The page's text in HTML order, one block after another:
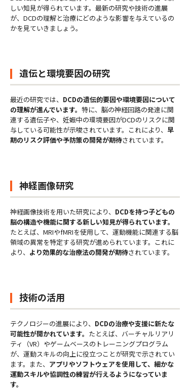
しい知見が得られています。最新の研究や技術の進展
が、DCDの理解と治療にどのような影響を与えているの
かを見ていきましょう。
遺伝と環境要因の研究
最近の研究では、 DCDの遺伝的要因や環境要因について
の理解が進んでいます。 特に、脳の神経回路の発達に関
連する遺伝子や、妊娠中の環境要因がDCDのリスクに関
与している可能性が示唆されています。これにより、 早
期のリスク評価や予防策の開発が期待されています。
神経画像研究
神経画像技術を用いた研究により、 DCDを持つ子どもの
脳の構造や機能に関する新しい知見が得られています。
たとえば、MRIやfMRIを使用して、運動機能に関連する脳
領域の異常を特定する研究が進められています。これに
より、 より効果的な治療法の開発が期待されています。
技術の活用
テクノロジーの進展により、 DCDの治療や支援に新たな
可能性が開かれています。 たとえば、バーチャルリアリ
ティ（VR）やゲームベースのトレーニングプログラム
が、運動スキルの向上に役立つことが研究で示されてい
ます。また、 アプリやソフトウェアを使用して、細かな
運動スキルや協調性の練習が行えるようになっていま
す。